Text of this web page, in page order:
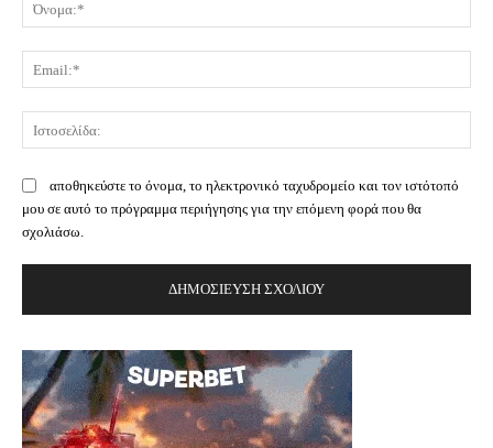
αποθηκεύστε το όνομα, το ηλεκτρονικό ταχυδρομείο και τον ιστότοπό
μου σε αυτό το πρόγραμμα περιήγησης για την επόμενη φορά που θα
σχολιάσω.